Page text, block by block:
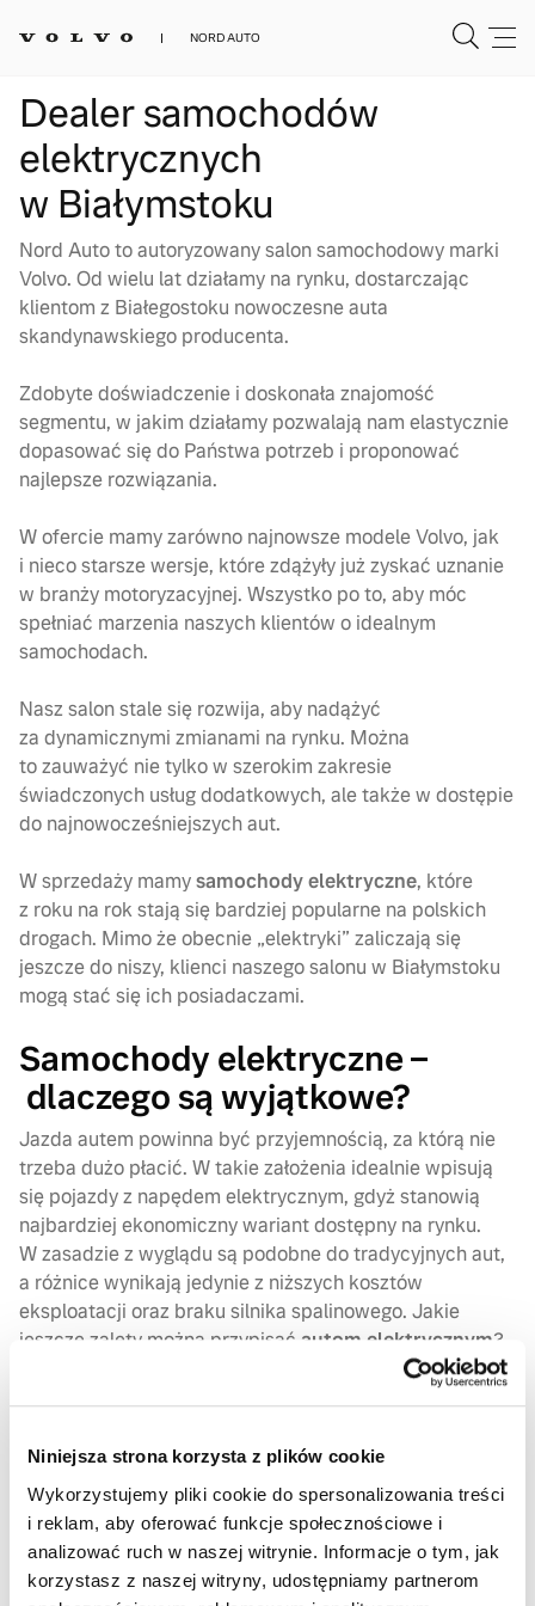
Niniejsza strona korzysta z plików cookie
Wykorzystujemy pliki cookie do spersonalizowania treści
i reklam, aby oferować funkcje społecznościowe i
analizować ruch w naszej witrynie. Informacje o tym, jak
korzystasz z naszej witryny, udostępniamy partnerom
NORD AUTO
Dealer samochodów
elektrycznych
w Białymstoku
Nord Auto to autoryzowany salon samochodowy marki
Volvo. Od wielu lat działamy na rynku, dostarczając
klientom z Białegostoku nowoczesne auta
skandynawskiego producenta.
Zdobyte doświadczenie i doskonała znajomość
segmentu, w jakim działamy pozwalają nam elastycznie
dopasować się do Państwa potrzeb i proponować
najlepsze rozwiązania.
W ofercie mamy zarówno najnowsze modele Volvo, jak
i nieco starsze wersje, które zdążyły już zyskać uznanie
w branży motoryzacyjnej. Wszystko po to, aby móc
spełniać marzenia naszych klientów o idealnym
samochodach.
Nasz salon stale się rozwija, aby nadążyć
za dynamicznymi zmianami na rynku. Można
to zauważyć nie tylko w szerokim zakresie
świadczonych usług dodatkowych, ale także w dostępie
do najnowocześniejszych aut.
W sprzedaży mamysamochody elektryczne, które
z roku na rok stają się bardziej popularne na polskich
drogach. Mimo że obecnie „elektryki” zaliczają się
jeszcze do niszy, klienci naszego salonu w Białymstoku
mogą stać się ich posiadaczami.
Samochody elektryczne –
dlaczego są wyjątkowe?
Jazda autem powinna być przyjemnością, za którą nie
trzeba dużo płacić. W takie założenia idealnie wpisują
się pojazdy z napędem elektrycznym, gdyż stanowią
najbardziej ekonomiczny wariant dostępny na rynku.
W zasadzie z wyglądu są podobne do tradycyjnych aut,
a różnice wynikają jedynie z niższych kosztów
eksploatacji oraz braku silnika spalinowego. Jakie
jeszcze zalety można przypisać autom elektrycznym?
Bezpieczeństwo – auta wyposażone są w szereg
prądu nawet podczas ładowania w deszczu.
Oprócz tego, w razie wypadku, nie ma ryzyka
wycieku benzyny lub oleju, co może doprowadzić
do wybuchu,
niskie koszty eksploatacji –
elektrycznesą tanie w utrzymaniu. Szacunkowy
koszt przejechania 100 km wynosi ok. 5 zł, czyli